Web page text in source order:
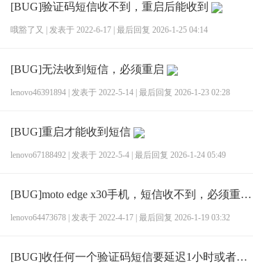
[BUG]验证码短信收不到，重启后能收到
哦豁了又 发表于 2022-6-17 最后回复 2026-1-25 04:14
[BUG]无法收到短信，必须重启
lenovo46391894 发表于 2022-5-14 最后回复 2026-1-23 02:28
[BUG]重启才能收到短信
lenovo67188492 发表于 2022-5-4 最后回复 2026-1-24 05:49
[BUG]moto edge x30手机，短信收不到，必须重启手机才行
lenovo64473678 发表于 2022-4-17 最后回复 2026-1-19 03:32
[BUG]收任何一个验证码短信要延迟1小时或者收不到